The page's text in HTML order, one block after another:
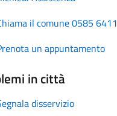
il comune 0585 6411
un appuntamento
in città
disservizio